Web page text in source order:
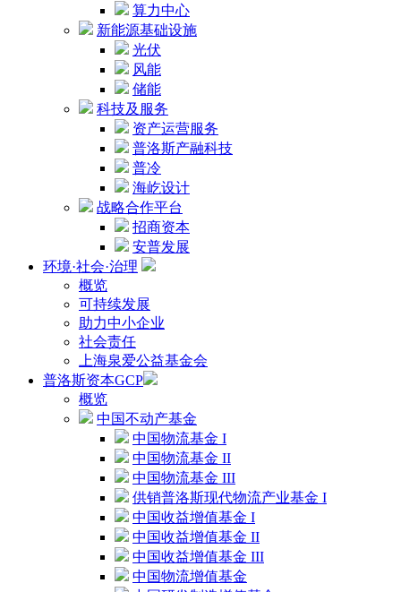
算力中心
新能源基础设施
光伏
风能
储能
科技及服务
资产运营服务
普洛斯产融科技
普冷
海屹设计
战略合作平台
招商资本
安普发展
环境·社会·治理
概览
可持续发展
助力中小企业
社会责任
上海泉爱公益基金会
普洛斯资本GCP
概览
中国不动产基金
中国物流基金 I
中国物流基金 II
中国物流基金 III
供销普洛斯现代物流产业基金 I
中国收益增值基金 I
中国收益增值基金 II
中国收益增值基金 III
中国物流增值基金